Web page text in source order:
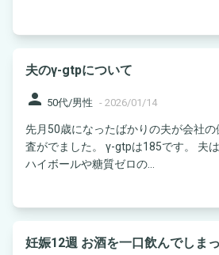
夫のγ-gtpについて
person 50代/男性 - 2026/01/14
先月50歳になったばかりの夫が会社
査がでました。 γ-gtpは185です。 夫はお酒が大好きで毎日
ハイボールや糖質ゼロの...
妊娠12週 お酒を一口飲んでしま